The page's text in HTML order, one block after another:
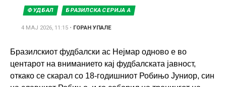
ФУДБАЛ БРАЗИЛСКА СЕРИЈА А
4 МАЈ 2026, 11:15 • ГОРАН УПАЛЕ
Бразилскиот фудбалски ас Нејмар одново е во
центарот на вниманието кај фудбалската јавност,
откако се скарал со 18-годишниот Робињо Јуниор, син